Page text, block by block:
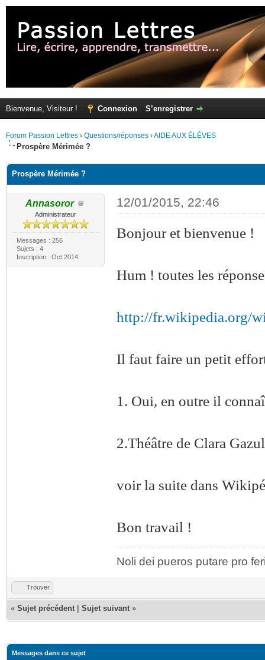
Bienvenue, Visiteur ! Connexion S’enregistrer
Forum Passion Lettres › Questions/réponses ›AIDE AUX ÉLÈVES
Prospère Mérimée ?
Prospère Mérimée ?
Annasoror
Administrateur
Messages : 256
Sujets : 4
Inscription : Oct 2014
12/01/2015, 22:46
Bonjour et bienvenue !
Hum ! toutes les
http://fr.wikipedia.org/
Il faut faire un petit
1. Oui, en outre il
2.Théâtre de Clara Gazul
voir la suite dans
Bon travail !
Noli dei pueros putare pro
Trouver
« Sujet précédent Sujet suivant »
Messages dans ce sujet